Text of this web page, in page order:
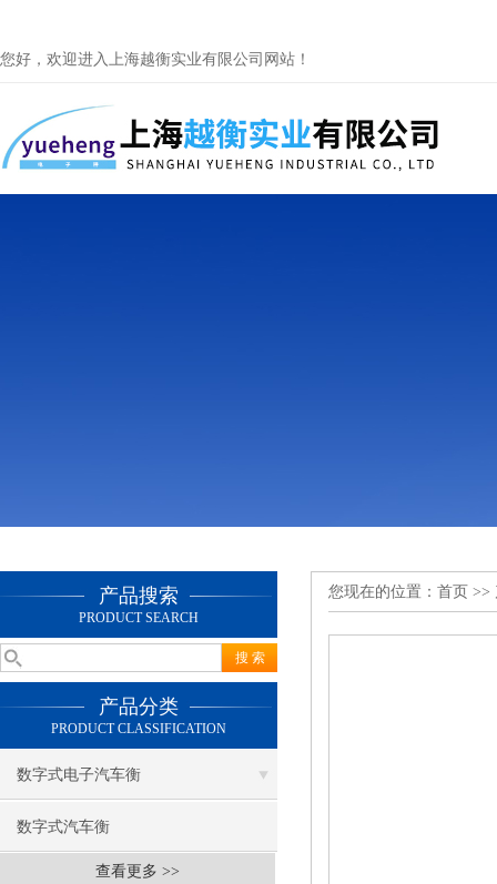
您好，欢迎进入上海越衡实业有限公司网站！
产品搜索
PRODUCT SEARCH
产品分类
PRODUCT CLASSIFICATION
数字式电子汽车衡
数字式汽车衡
查看更多 >>
您现在的位置： 首页 >>